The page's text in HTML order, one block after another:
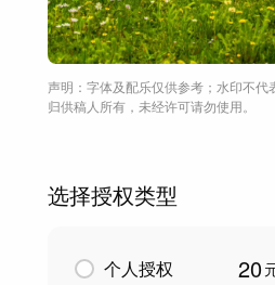
声明：字体及配乐仅供参考；水印不
归供稿人所有，未经许可请勿使用。
选择授权类型
个人授权 20